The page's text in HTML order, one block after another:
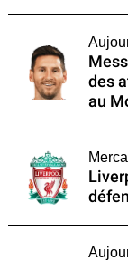
des
au